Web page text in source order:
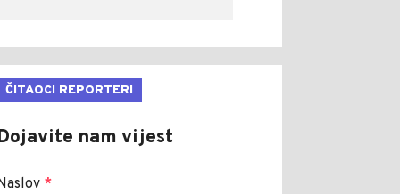
ČITAOCI REPORTERI
nam vijest
*